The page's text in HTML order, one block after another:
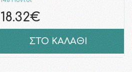
18.32€
ΣΤΟ ΚΑΛΑΘΙ